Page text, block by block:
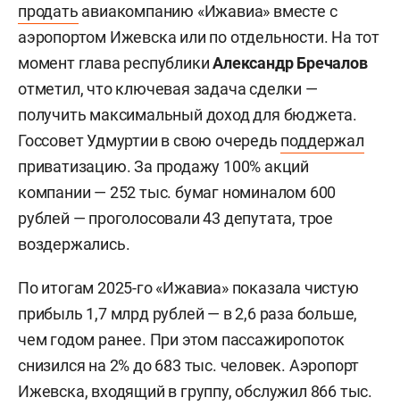
продать авиакомпанию «Ижавиа» вместе с
аэропортом Ижевска или по отдельности. На тот
момент глава республикиАлександр Бречалов
отметил, что ключевая задача сделки —
получить максимальный доход для бюджета.
Госсовет Удмуртии в свою очередь поддержал
приватизацию. За продажу 100% акций
компании — 252 тыс. бумаг номиналом 600
рублей — проголосовали 43 депутата, трое
воздержались.
По итогам 2025-го «Ижавиа» показала чистую
прибыль 1,7 млрд рублей — в 2,6 раза больше,
чем годом ранее. При этом пассажиропоток
снизился на 2% до 683 тыс. человек. Аэропорт
Ижевска, входящий в группу, обслужил 866 тыс.